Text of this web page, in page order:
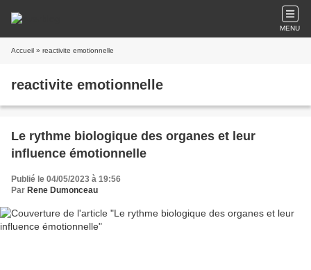
MENU
Accueil » reactivite emotionnelle
reactivite emotionnelle
Le rythme biologique des organes et leur
influence émotionnelle
Publié le 04/05/2023 à 19:56
Par Rene Dumonceau